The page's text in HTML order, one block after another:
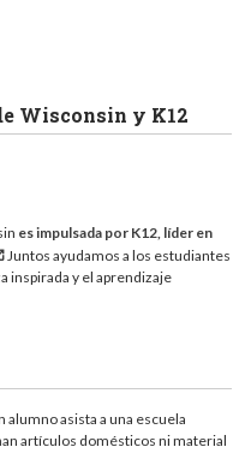
Wisconsin y K12
es impulsada por K12, líder en
Juntos ayudamos a los estudiantes
inspirada y el aprendizaje
alumno asista a una escuela
artículos domésticos ni material